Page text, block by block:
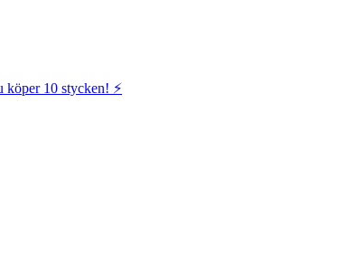
köper 10 stycken! ⚡️